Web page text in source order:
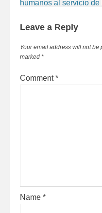
humanos al servicio
Leave a Reply
Your email address will not be
marked *
Comment*
Name *